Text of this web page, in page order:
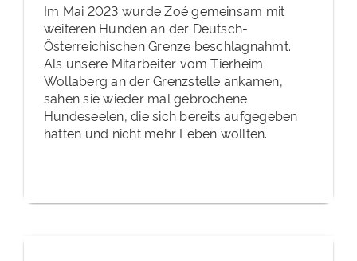
Im Mai 2023 wurde Zoé gemeinsam mit
weiteren Hunden an der Deutsch-
Österreichischen Grenze beschlagnahmt.
Als unsere Mitarbeiter vom Tierheim
Wollaberg an der Grenzstelle ankamen,
sahen sie wieder mal gebrochene
Hundeseelen, die sich bereits aufgegeben
hatten und nicht mehr Leben wollten.